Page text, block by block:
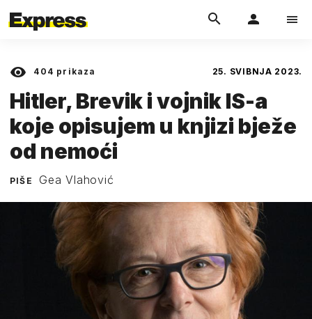
404 prikaza 25. SVIBNJA 2023.
Hitler, Brevik i vojnik IS-a
koje opisujem u knjizi bježe
od nemoći
PIŠE Gea Vlahović